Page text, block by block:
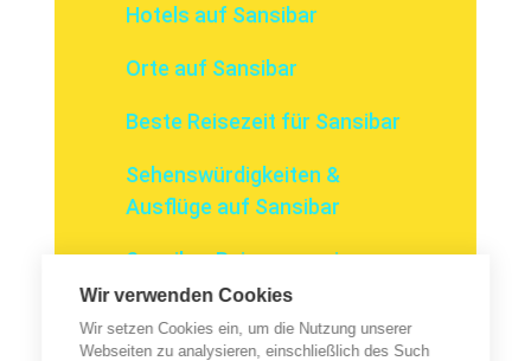
Hotels auf Sansibar
Orte auf Sansibar
Beste Reisezeit für Sansibar
Sehenswürdigkeiten &
Ausflüge auf Sansibar
Sansibar Reisemagazin
Wir verwenden Cookies
Wir setzen Cookies ein, um die Nutzung unserer
Webseiten zu analysieren, einschließlich des Such